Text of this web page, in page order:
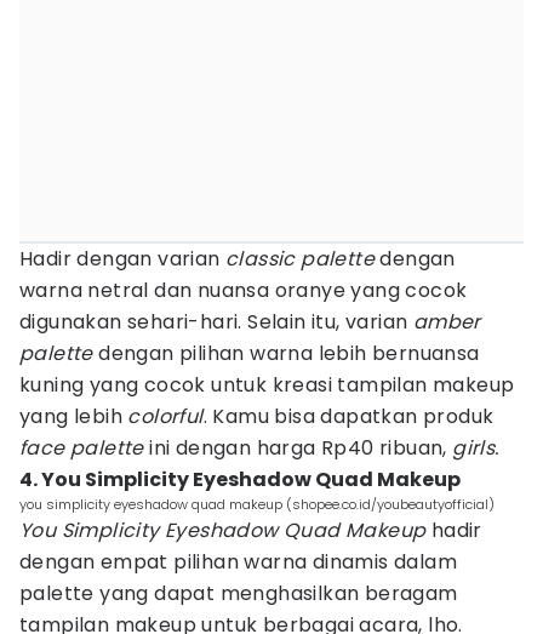
Hadir dengan varian classic palettedengan
warna netral dan nuansa oranye yang cocok
digunakan sehari-hari. Selain itu, varian amber
palettedengan pilihan warna lebih bernuansa
kuning yang cocok untuk kreasi tampilan makeup
yang lebih colorful. Kamu bisa dapatkan produk
face paletteini dengan harga Rp40 ribuan, girls.
4. You Simplicity Eyeshadow Quad Makeup
you simplicity eyeshadow quad makeup (shopee.co.id/youbeautyofficial)
You Simplicity Eyeshadow Quad Makeuphadir
dengan empat pilihan warna dinamis dalam
palette yang dapat menghasilkan beragam
tampilan makeup untuk berbagai acara, lho.